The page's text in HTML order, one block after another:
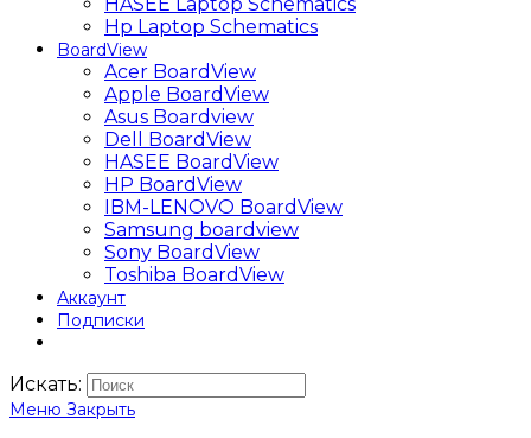
Hp Laptop Schematics
BoardView
Acer BoardView
Apple BoardView
Asus Boardview
Dell BoardView
HASEE BoardView
HP BoardView
IBM-LENOVO BoardView
Samsung boardview
Sony BoardView
Toshiba BoardView
Аккаунт
Подписки
Искать:
Меню Закрыть